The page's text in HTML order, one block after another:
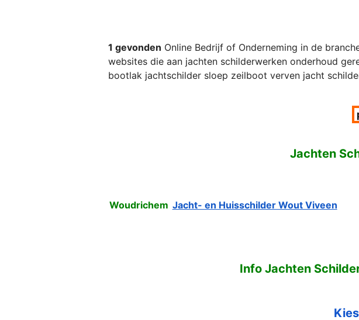
1 gevonden Online Bedrijf of Onderneming in de
websites die aan jachten schilderwerken onderhoud
bootlak jachtschilder sloep zeilboot verven jacht
Jachten
Woudrichem Jacht- en Huisschilder Wout Viveen
Info Jachten